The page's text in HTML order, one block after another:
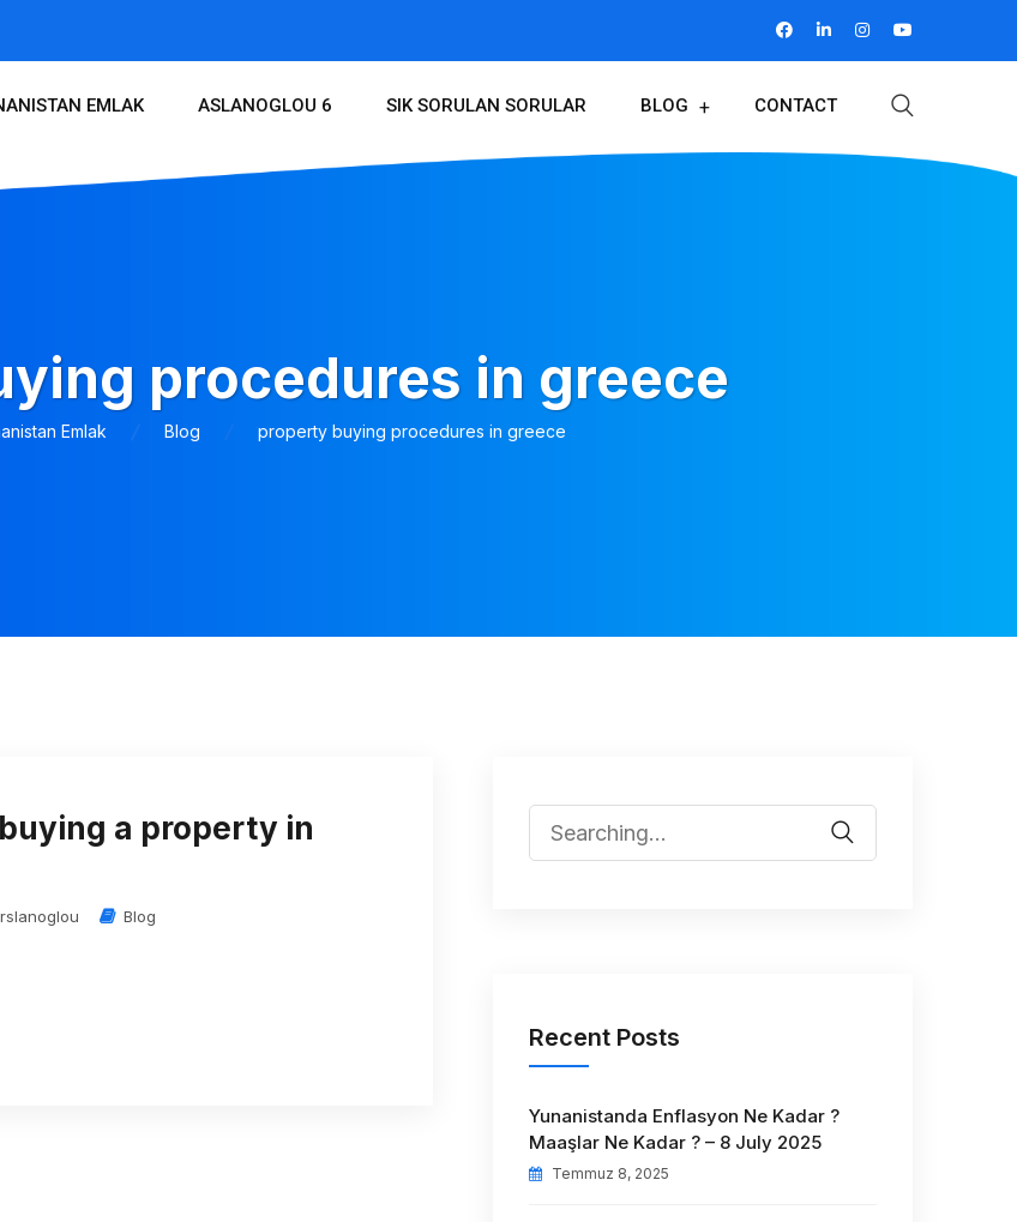
EMLAK ASLANOGLOU 6 SIK SORULAN SORULAR BLOG CONTACT
procedures in greece
Emlak Blog property buying procedures in greece
a property in
Blog
Recent Posts
Yunanistanda Enflasyon Ne Kadar ?
Maaşlar Ne Kadar ? – 8 July 2025
Temmuz 8, 2025